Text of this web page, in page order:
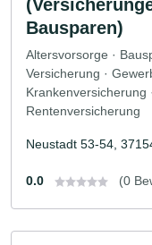
Bausparen)
Altersvorsorge ·
Versicherung ·
Krankenversicherung
Rentenversicherung
Neustadt 53-54,
0.0 (0